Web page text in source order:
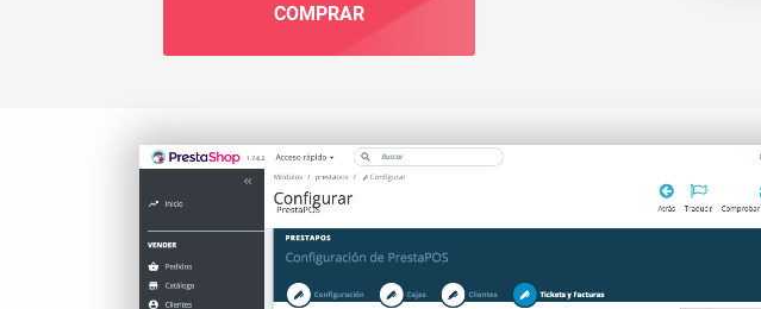
COMPRAR